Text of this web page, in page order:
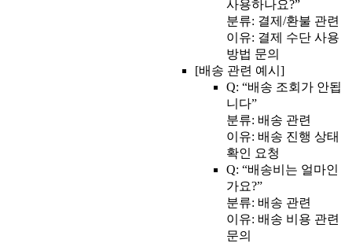
사용하나요?”
분류: 결제/환불 관련
이유: 결제 수단 사용
방법 문의
[배송 관련 예시]
Q: “배송 조회가 안됩
니다”
분류: 배송 관련
이유: 배송 진행 상태
확인 요청
Q: “배송비는 얼마인
가요?”
분류: 배송 관련
이유: 배송 비용 관련
문의